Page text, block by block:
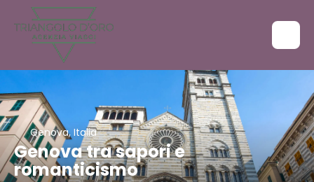
Genova, Italia
Genova tra sapori e
romanticismo